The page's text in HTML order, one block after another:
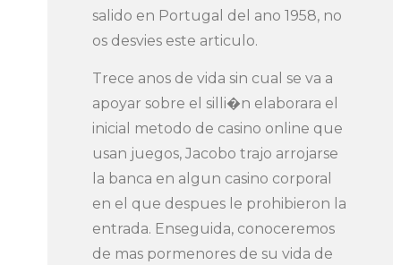
salido en Portugal del ano 1958, no
os desvies este articulo.
Trece anos de vida sin cual se va a
apoyar sobre el silli�n elaborara el
inicial metodo de casino online que
usan juegos, Jacobo trajo arrojarse
la banca en algun casino corporal
en el que despues le prohibieron la
entrada. Enseguida, conoceremos
de mas pormenores de su vida de